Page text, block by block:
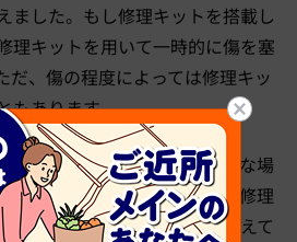
ました。もし修理キットを搭載し
理キットを用いて一時的に傷を塞
だ、傷の程度によっては修理キッ
もあります。
るときと同じく、「必ず安全な場
「あくまで応急処置なので、修理
換する」といった注意点は抑えて